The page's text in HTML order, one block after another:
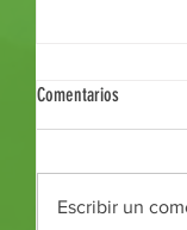
Taller Café y
Comentarios
Escribir un